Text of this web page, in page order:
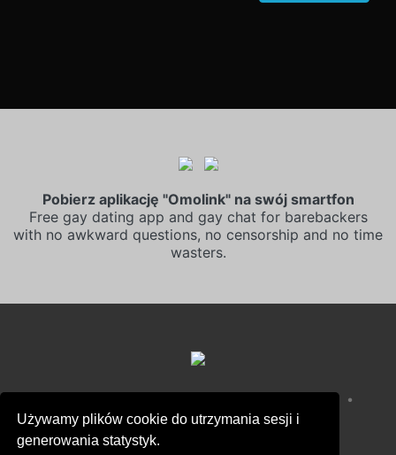
Używamy plików cookie do utrzymania sesji i
generowania statystyk.
Pobierz aplikację "Omolink" na swój smartfon
Free gay dating app and gay chat for barebackers
with no awkward questions, no censorship and no time
wasters.
•
Polityka plików cookie •
Polityka bezpieczeństwa dzieci